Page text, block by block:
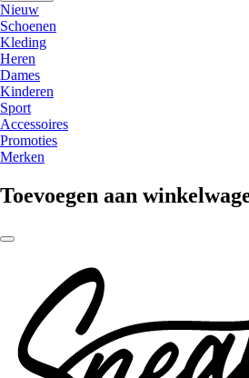
Nieuw
Schoenen
Kleding
Heren
Dames
Kinderen
Sport
Accessoires
Promoties
Merken
Toevoegen aan